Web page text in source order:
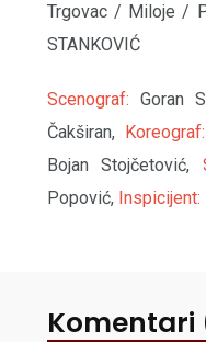
Trgovac / Miloje /
STANKOVIĆ
Scenograf: Goran
Čakširan,
Koreograf:
Bojan Stojčetović,
Popović, Inspicijent:
Komentari